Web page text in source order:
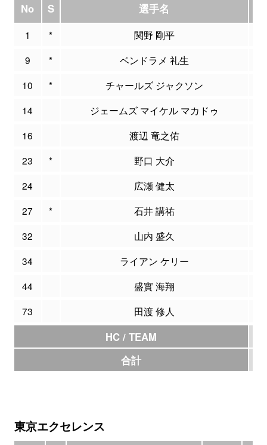
No S 選手名
1 * 関野 剛平
9
* ベンドラメ 礼生
10
* チャールズ ジャクソン
14
ジェームズ マイケル マカドゥ
16
渡辺 竜之佑
23
* 野口 大介
24
広瀬 健太
27
* 石井 講祐
32
山内 盛久
34
ライアン ケリー
44
盛實 海翔
73
田渡 修人
HC / TEAM
合計
東京エクセレンス